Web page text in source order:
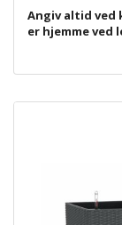
Angiv altid ved
er hjemme ved